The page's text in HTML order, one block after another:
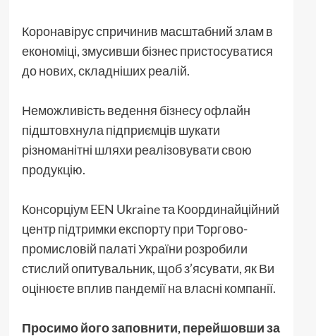
Коронавірус спричинив масштабний злам в
економіці, змусивши бізнес пристосуватися
до нових, складніших реалій.
Неможливість ведення бізнесу офлайн
підштовхнула підприємців шукати
різноманітні шляхи реалізовувати свою
продукцію.
Консорціум EEN Ukraine та Координайційний
центр підтримки експорту при Торгово-
промисловій палаті України розробили
стислий опитувальник, щоб з’ясувати, як Ви
оцінюєте вплив пандемії на власні компанії.
Просимо його заповнити, перейшовши за